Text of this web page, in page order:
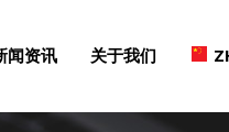
闻资讯 关于我们